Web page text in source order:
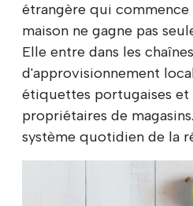
étrangère qui
maison ne gagne pas
Elle entre dans les chaînes
d'approvisionnement
étiquettes portugaises et
propriétaires de
système quotidien de la